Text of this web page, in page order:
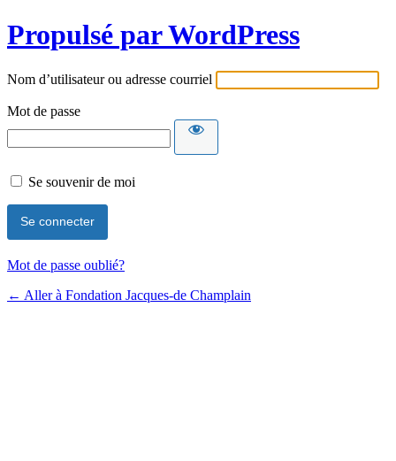
Propulsé par WordPress
Nom d’utilisateur ou adresse courriel
Mot de passe
Se souvenir de moi
Mot de passe oublié?
← Aller à Fondation Jacques-de Champlain